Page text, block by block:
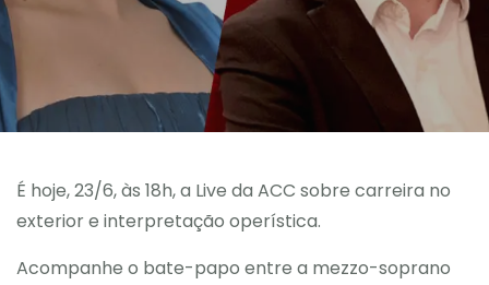
Agenda e programas
É hoje, 23/6, às 18h, a Live da ACC sobre carreira no
exterior e interpretação operística.
Acompanhe o bate-papo entre a mezzo-soprano